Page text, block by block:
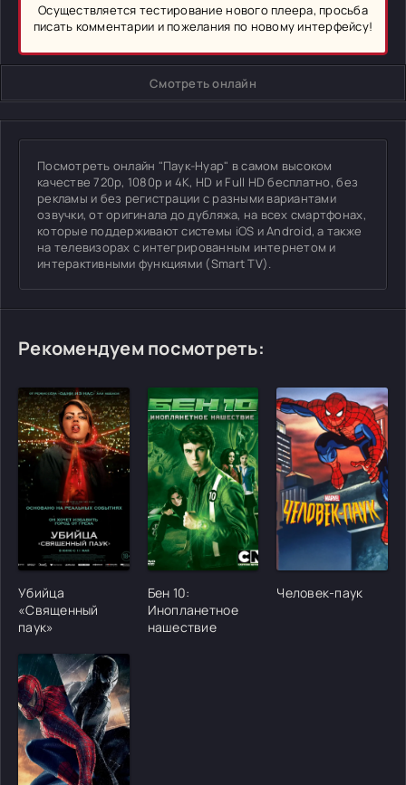
Осуществляется тестирование нового плеера, просьба
писать комментарии и пожелания по новому интерфейсу!
Смотреть онлайн
Посмотреть онлайн "Паук-Нуар" в самом высоком
качестве 720p, 1080p и 4K, HD и Full HD бесплатно, без
рекламы и без регистрации с разными вариантами
озвучки, от оригинала до дубляжа, на всех смартфонах,
которые поддерживают системы iOS и Android, а также
на телевизорах с интегрированным интернетом и
интерактивными функциями (Smart TV).
Рекомендуем посмотреть:
[/xfgiven_cvh_poster_urlcvh_poster_url]
Убийца
«Священный
паук»
[/xfgiven_cvh_poster_urlcvh_poster_url]
Бен 10:
Инопланетное
нашествие
[/
Человек-паук